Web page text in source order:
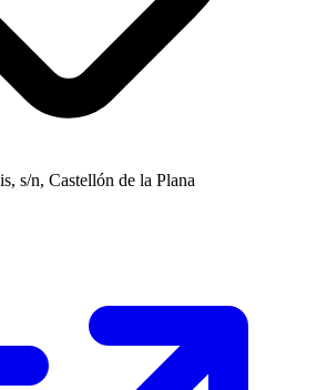
s/n, Castellón de la Plana